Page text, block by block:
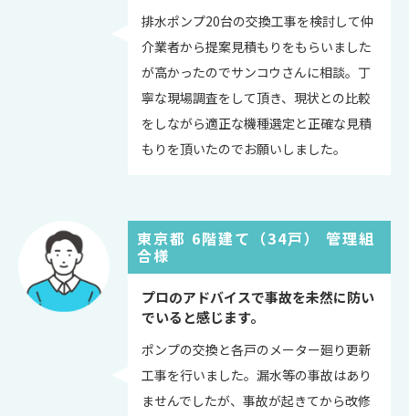
排水ポンプ20台の交換工事を検討して仲
介業者から提案見積もりをもらいました
が高かったのでサンコウさんに相談。丁
寧な現場調査をして頂き、現状との比較
をしながら適正な機種選定と正確な見積
もりを頂いたのでお願いしました。
東京都 6階建て（34戸） 管理組
合様
プロのアドバイスで事故を未然に防い
でいると感じます。
ポンプの交換と各戸のメーター廻り更新
工事を行いました。漏水等の事故はあり
ませんでしたが、事故が起きてから改修